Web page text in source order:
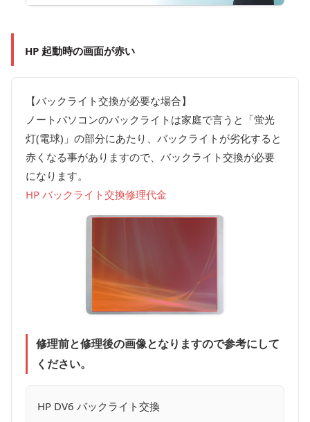
HP 起動時の画面が赤い
【バックライト交換が必要な場合】
ノートパソコンのバックライトは家庭で言うと「蛍光
灯(電球)」の部分にあたり、バックライトが劣化すると
赤くなる事がありますので、バックライト交換が必要
になります。
HP バックライト交換修理代金
修理前と修理後の画像となりますので参考にして
ください。
HP DV6 バックライト交換